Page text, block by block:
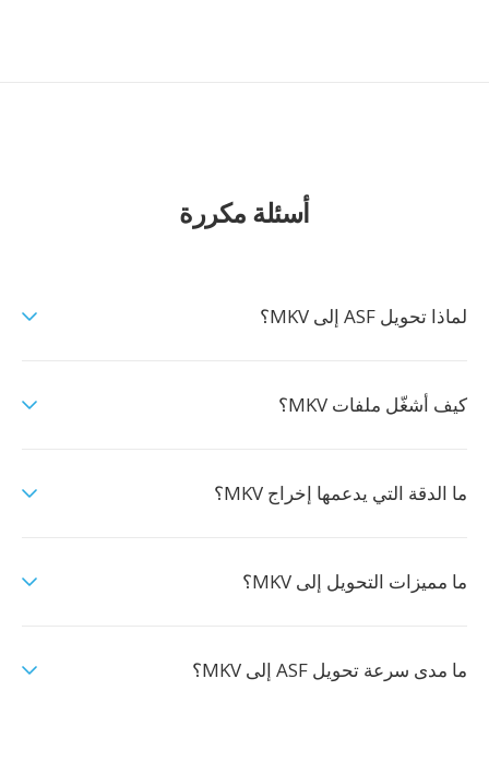
أسئلة مكررة
لماذا تحويل ASF إلى MKV؟
كيف أشغّل ملفات MKV؟
ما الدقة التي يدعمها إخراج MKV؟
ما مميزات التحويل إلى MKV؟
ما مدى سرعة تحويل ASF إلى MKV؟